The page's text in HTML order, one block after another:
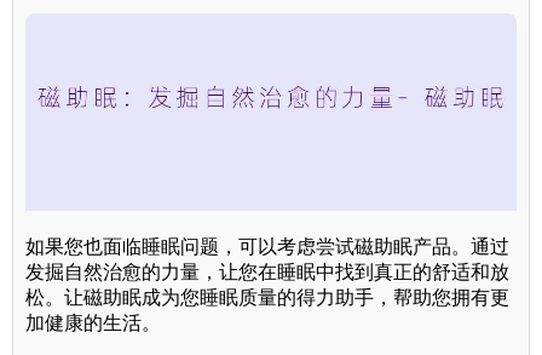
如果您也面临睡眠问题，可以考虑尝试磁助眠产品。通过
发掘自然治愈的力量，让您在睡眠中找到真正的舒适和放
松。让磁助眠成为您睡眠质量的得力助手，帮助您拥有更
加健康的生活。